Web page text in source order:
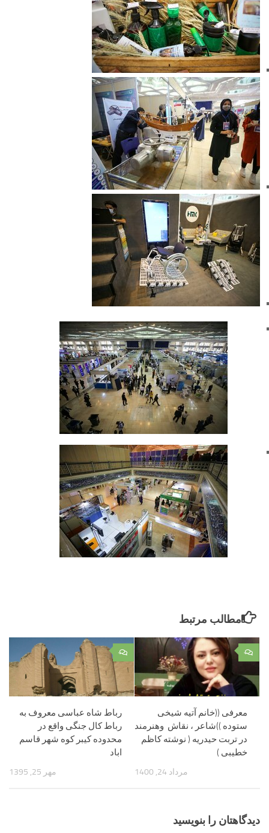
مطالب مرتبط
۰
رباط شاه عباسی معروف به
رباط کال جنگی واقع در
محدوده کیبر کوه شهر قاسم
اباد
مهر 25, 1395
۰
معرفی ((خانم آتیه شیخی
ستوده ))شاعر ، نقاش وهنرمند
در تربت حیدریه ( نوشته کاظم
خطیبی )
مرداد 24, 1400
دیدگاهتان را بنویسید